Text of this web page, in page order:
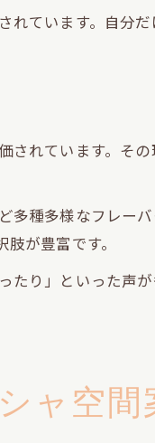
ています。自分
れています。そ
種多様なフレー
が豊富です。
り」といった声
ャ空間